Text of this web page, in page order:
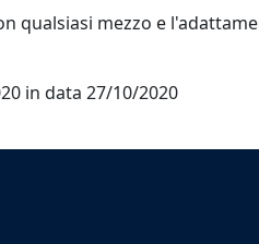
qualsiasi mezzo e
in data 27/10/2020